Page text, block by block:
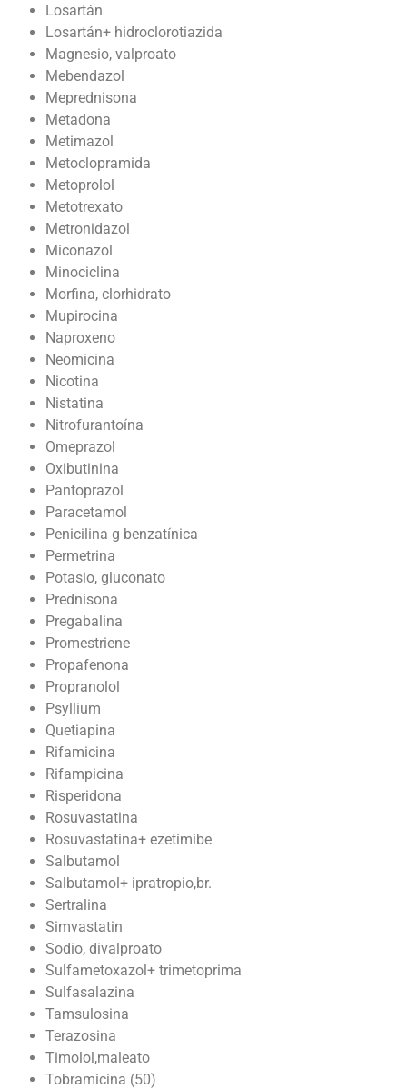
Losartán
Losartán+ hidroclorotiazida
Magnesio, valproato
Mebendazol
Meprednisona
Metadona
Metimazol
Metoclopramida
Metoprolol
Metotrexato
Metronidazol
Miconazol
Minociclina
Morfina, clorhidrato
Mupirocina
Naproxeno
Neomicina
Nicotina
Nistatina
Nitrofurantoína
Omeprazol
Oxibutinina
Pantoprazol
Paracetamol
Penicilina g benzatínica
Permetrina
Potasio, gluconato
Prednisona
Pregabalina
Promestriene
Propafenona
Propranolol
Psyllium
Quetiapina
Rifamicina
Rifampicina
Risperidona
Rosuvastatina
Rosuvastatina+ ezetimibe
Salbutamol
Salbutamol+ ipratropio,br.
Sertralina
Simvastatin
Sodio, divalproato
Sulfametoxazol+ trimetoprima
Sulfasalazina
Tamsulosina
Terazosina
Timolol,maleato
Tobramicina (50)